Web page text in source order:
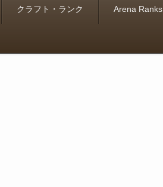
クラフト・ランク Arena Ranks